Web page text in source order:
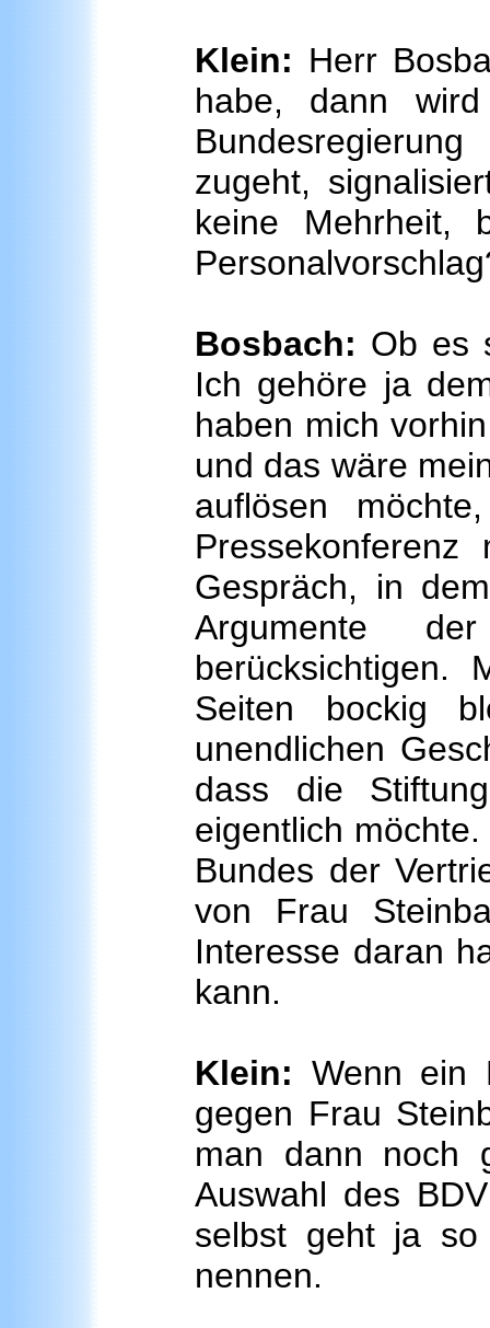
Klein: Herr
habe, dann
zugeht,
keine Mehrheit,
Bosbach: Ob es
Ich gehöre ja
haben mich
und das wäre
auflösen
Gespräch, in
Argumente
berücksichtigen.
Seiten bockig
unendlichen
dass die
eigentlich
Bundes der
von Frau
Interesse daran
kann.
Klein: Wenn ein
gegen Frau
man dann noch
Auswahl des
selbst geht ja so
nennen.